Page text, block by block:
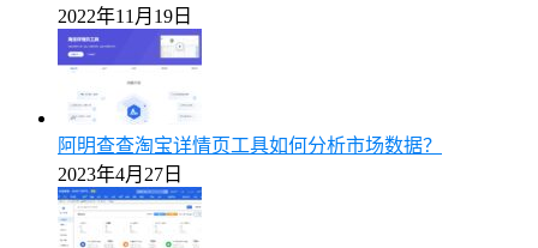
2022年11月19日
阿明查查淘宝详情页工具如何分析市场数据？
2023年4月27日